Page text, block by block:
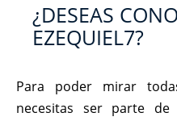
¿DESEAS
EZEQUIEL7?
Para poder mirar
necesitas ser parte de